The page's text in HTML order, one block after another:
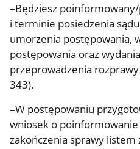
–Będziesz
i terminie posiedzenia
umorzenia postępowania,
postępowania oraz
przeprowadzenia
343).
–W postępowaniu
wniosek o
zakończenia sprawy listem